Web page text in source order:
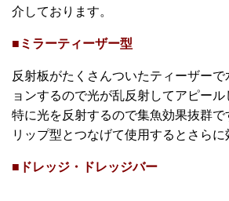
介しております。
■ミラーティーザー型
反射板がたくさんついたティーザー
ョンするので光が乱反射してアピー
特に光を反射するので集魚効果抜群で
リップ型とつなげて使用するとさらに
■ドレッジ・ドレッジバー